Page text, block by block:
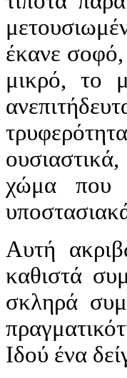
έκανε
μικρό, το
χώμα που
Αυτή
καθιστά
σκληρά
Ιδού ένα